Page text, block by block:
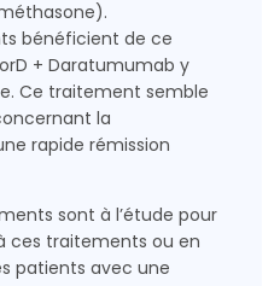
bénéficient de ce
+ Daratumumab y
Ce traitement semble
la
rapide rémission
sont à l’étude pour
ces traitements ou en
patients avec une